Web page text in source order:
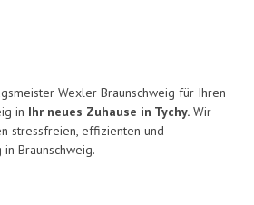
Wexler Braunschweig für Ihren
in Ihr neues Zuhause in Tychy. Wir
stressfreien, effizienten und
Braunschweig.